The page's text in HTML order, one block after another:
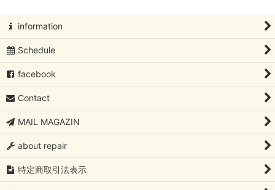
information
Schedule
facebook
Contact
MAIL MAGAZIN
about repair
特定商取引法表示